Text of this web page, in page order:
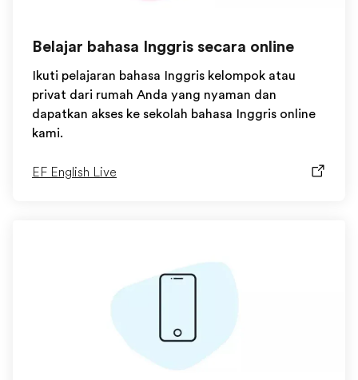
Belajar bahasa Inggris secara online
Ikuti pelajaran bahasa Inggris kelompok atau
privat dari rumah Anda yang nyaman dan
dapatkan akses ke sekolah bahasa Inggris online
kami.
EF English Live